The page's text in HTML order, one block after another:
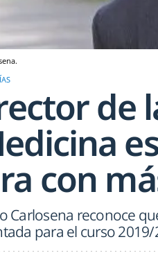
de
con
Carlosena reconoce
para el curso 2019/